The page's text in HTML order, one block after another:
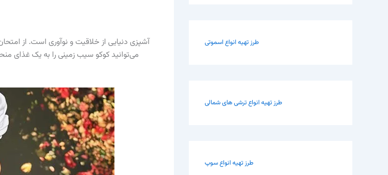
آشپزی دنیایی از خلاقیت و نوآوری است. از
می‌توانید کوکو سیب زمینی را به یک غذای
طرز تهیه انواع اسموتی
طرز تهیه انواع ترشی های شمالی
طرز تهیه انواع سوپ